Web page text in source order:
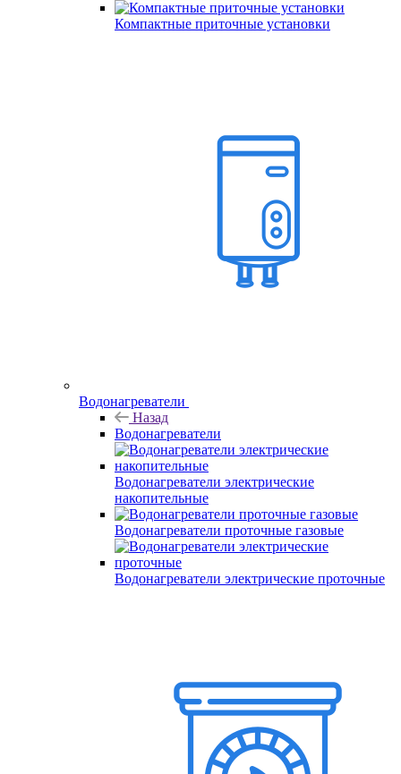
Компактные приточные установки
Водонагреватели
Назад
Водонагреватели
Водонагреватели электрические
накопительные
Водонагреватели проточные газовые
Водонагреватели электрические проточные